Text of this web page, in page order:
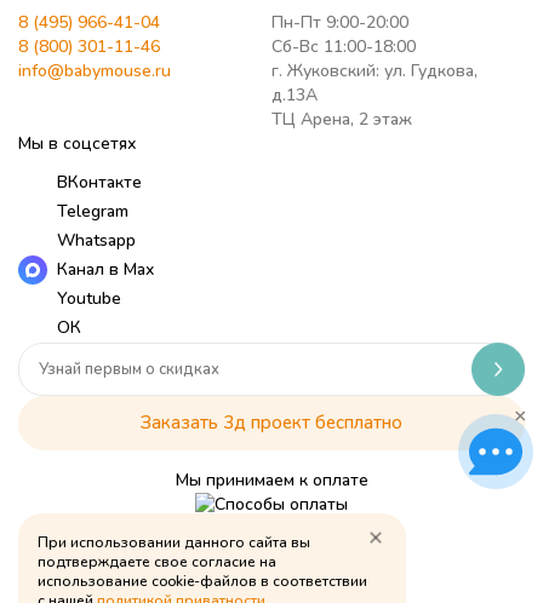
8 (495) 966-41-04
8 (800) 301-11-46
info@babymouse.ru
Пн-Пт 9:00-20:00
Сб-Вс 11:00-18:00
г. Жуковский: ул. Гудкова,
д.13А
ТЦ Арена, 2 этаж
Мы в соцсетях
ВКонтакте
Telegram
Whatsapp
Канал в Max
Youtube
ОК
Заказать 3д проект бесплатно
Мы принимаем к оплате
Политика обработки персональных данных
© Babymouse, 2026
При использовании данного сайта вы
подтверждаете свое согласие на
использование cookie-файлов в соответствии
×